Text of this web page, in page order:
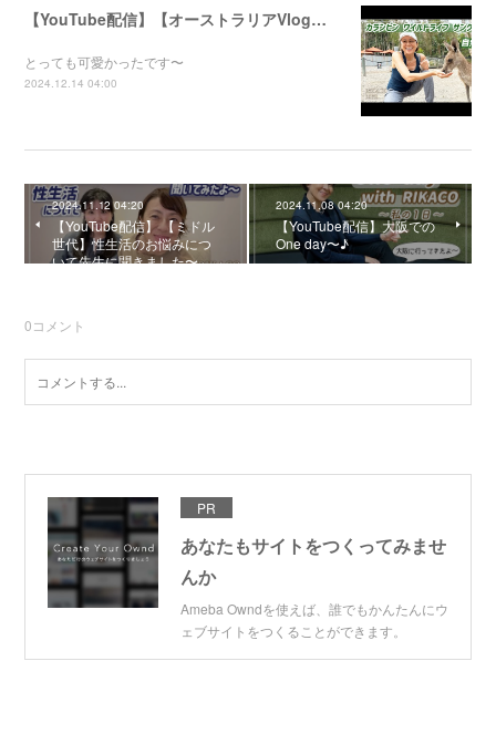
【YouTube配信】【オーストラリアVlog】自然公園で動物たちと触れ合ってきました〜
とっても可愛かったです〜
2024.12.14 04:00
2024.11.12 04:20
【YouTube配信】 【ミドル
世代】性生活のお悩みにつ
いて先生に聞きました〜
2024.11.08 04:20
【YouTube配信】大阪での
One day〜♪
0コメント
PR
あなたもサイトをつくってみませ
んか
Ameba Owndを使えば、誰でもかんたんにウ
ェブサイトをつくることができます。